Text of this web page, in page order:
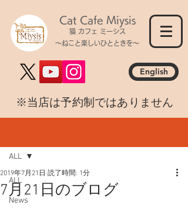
Cat Cafe Miysis
猫 カフェ ミーシス
～ねこと楽しいひとときを～
English
​※当店は予約制ではありません
ALL
News
ALL
7月21日のブログ
2019年7月21日 読了時間: 1分